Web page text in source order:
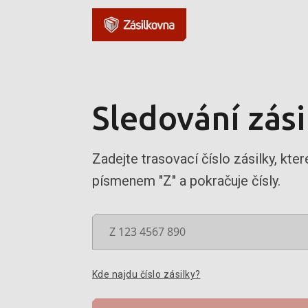
Sledování
Zadejte trasovací číslo zásilky,
písmenem "Z" a pokračuje čísly.
Kde najdu číslo zásilky?